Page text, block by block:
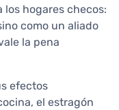
los hogares checos:
como un aliado
la pena
efectos
el estragón